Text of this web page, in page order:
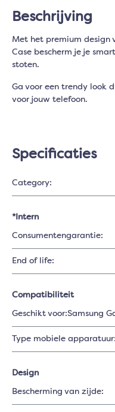
Beschrijving
Met het premium design
Case bescherm je je
stoten.
Ga voor een trendy look
voor jouw telefoon.
Specificaties
Category:
*Intern
Consumentengarantie:
End of life:
Compatibiliteit
Geschikt voor:Samsung
Type mobiele apparatuur:
Design
Bescherming van zijde: